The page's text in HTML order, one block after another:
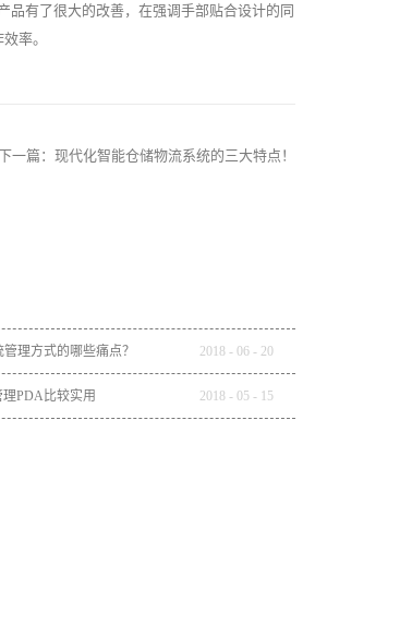
品有了很大的改善，在强调手部贴合设计的同
率。
一篇： 现代化智能仓储物流系统的三大特点！
理方式的哪些痛点？ 2018 - 06 - 20
PDA比较实用 2018 - 05 - 15